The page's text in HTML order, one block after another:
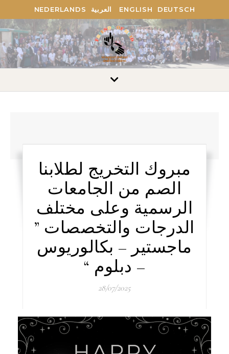
DEUTSCH
ENGLISH العربية NEDERLANDS
مبروك التخريج لطلابنا
الصم من الجامعات
الرسمية وعلى مختلف
الدرجات والتخصصات ”
ماجستير – بكالوريوس
– دبلوم “
28/07/2025